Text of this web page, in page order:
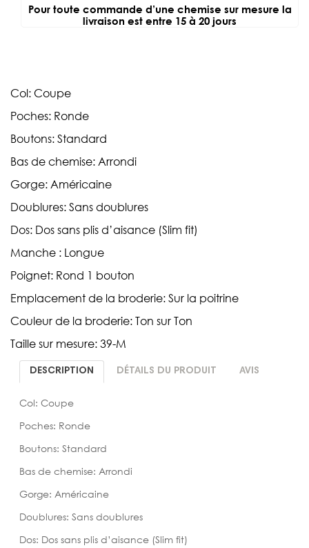
Pour toute commande d’une chemise sur mesure la
livraison est entre 15 à 20 jours
Col: Coupe
Poches: Ronde
Boutons: Standard
Bas de chemise: Arrondi
Gorge: Américaine
Doublures: Sans doublures
Dos: Dos sans plis d’aisance (Slim fit)
Manche : Longue
Poignet: Rond 1 bouton
Emplacement de la broderie: Sur la poitrine
Couleur de la broderie: Ton sur Ton
Taille sur mesure: 39-M
DESCRIPTION DÉTAILS DU PRODUIT AVIS
Col: Coupe
Poches: Ronde
Boutons: Standard
Bas de chemise: Arrondi
Gorge: Américaine
Doublures: Sans doublures
Dos: Dos sans plis d’aisance (Slim fit)